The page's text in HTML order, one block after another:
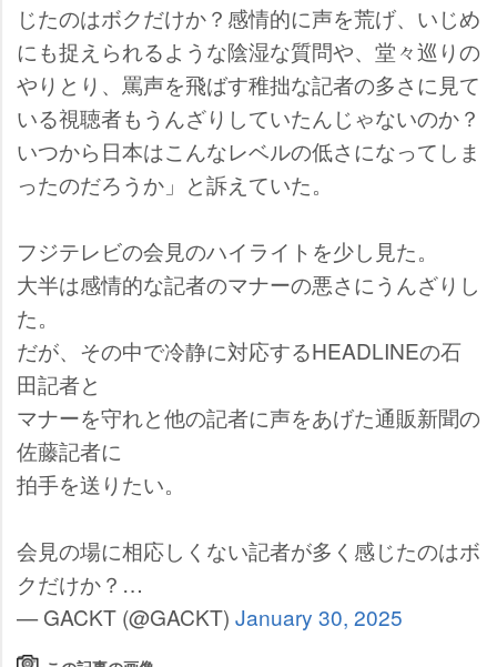
じたのはボクだけか？感情的に声を荒げ、いじめ
にも捉えられるような陰湿な質問や、堂々巡りの
りとり、罵声を飛ばす稚拙な記者の多さに見て
いる視聴者もうんざりしていたんじゃないのか？
いつから日本はこんなレベルの低さになってしま
ったのだろうか」と訴えていた。
フジテレビの会見のハイライトを少し見た。
大半は感情的な記者のマナーの悪さにうんざりし
た。
だが、その中で冷静に対応するHEADLINEの石
田記者と
マナーを守れと他の記者に声をあげた通販新聞の
佐藤記者に
拍手を送りたい。
会見の場に相応しくない記者が多く感じたのはボ
クだけか？…
— GACKT (@GACKT) January 30, 2025